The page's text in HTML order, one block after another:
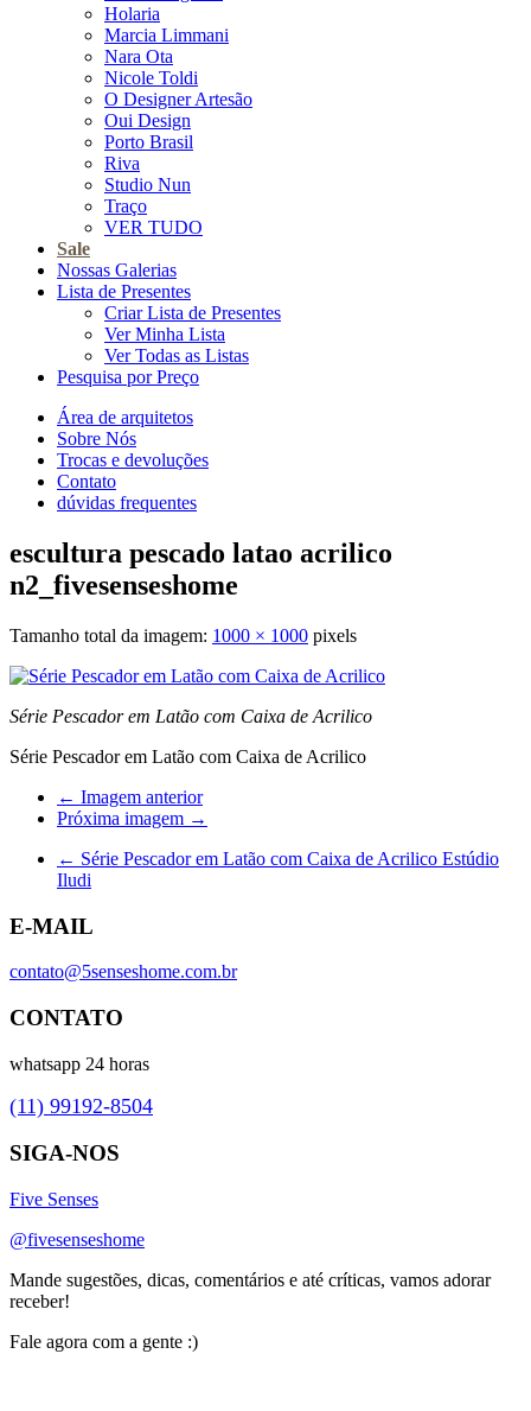
Holaria
Marcia Limmani
Nara Ota
Nicole Toldi
O Designer Artesão
Oui Design
Porto Brasil
Riva
Studio Nun
Traço
VER TUDO
Sale
Nossas Galerias
Lista de Presentes
Criar Lista de Presentes
Ver Minha Lista
Ver Todas as Listas
Pesquisa por Preço
Área de arquitetos
Sobre Nós
Trocas e devoluções
Contato
dúvidas frequentes
escultura pescado latao acrilico
n2_fivesenseshome
Tamanho total da imagem: 1000 × 1000 pixels
Série Pescador em Latão com Caixa de Acrilico
Série Pescador em Latão com Caixa de Acrilico
← Imagem anterior
Próxima imagem →
← Série Pescador em Latão com Caixa de Acrilico Estúdio
Iludi
E-MAIL
contato@5senseshome.com.br
CONTATO
whatsapp 24 horas
(11) 99192-8504
SIGA-NOS
Five Senses
@fivesenseshome
Mande sugestões, dicas, comentários e até críticas, vamos adorar
receber!
Fale agora com a gente :)